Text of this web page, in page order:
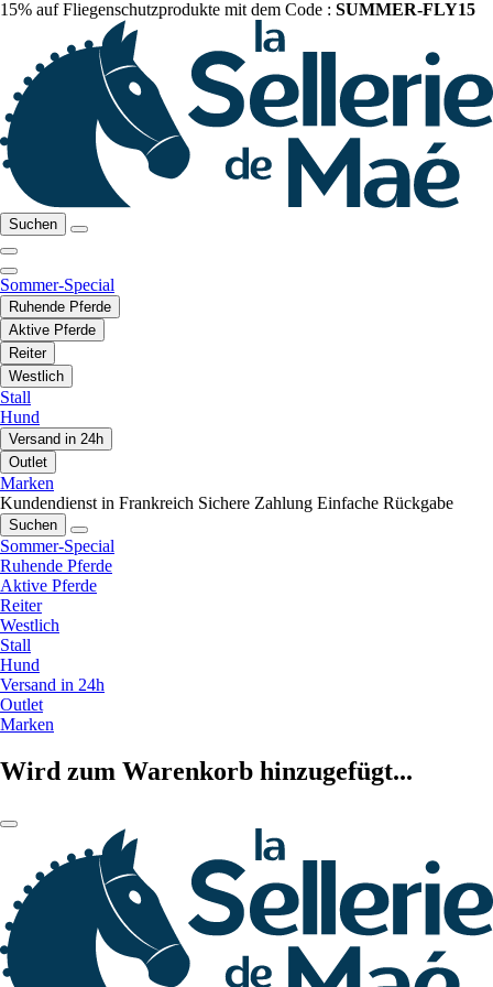
15% auf Fliegenschutzprodukte mit dem Code : SUMMER-FLY15
Suchen
Sommer-Special
Ruhende Pferde
Aktive Pferde
Reiter
Westlich
Stall
Hund
Versand in 24h
Outlet
Marken
Kundendienst in Frankreich Sichere Zahlung Einfache Rückgabe
Suchen
Sommer-Special
Ruhende Pferde
Aktive Pferde
Reiter
Westlich
Stall
Hund
Versand in 24h
Outlet
Marken
Wird zum Warenkorb hinzugefügt...